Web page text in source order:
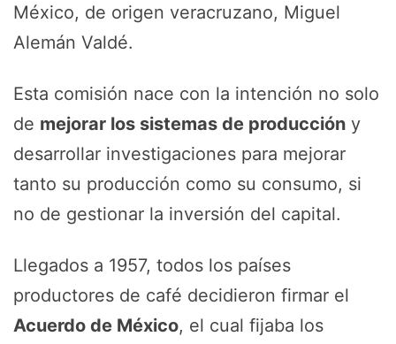
México, de origen veracruzano, Miguel
Alemán Valdé.
Esta comisión nace con la intención no solo
de mejorar los sistemas de producción y
desarrollar investigaciones para mejorar
tanto su producción como su consumo, si
no de gestionar la inversión del capital.
Llegados a 1957, todos los países
productores de café decidieron firmar el
Acuerdo de México, el cual fijaba los